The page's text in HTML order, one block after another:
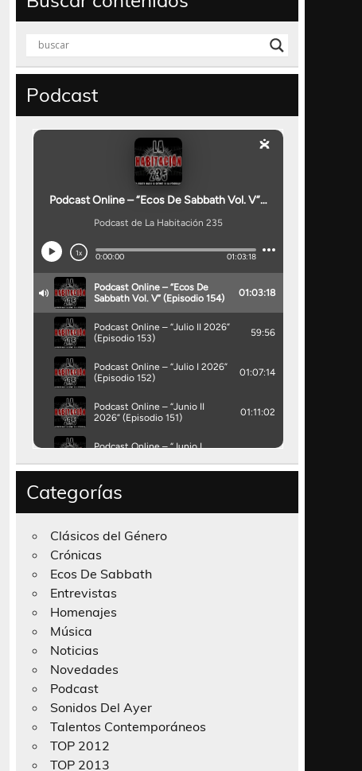
Podcast
Categorías
Clásicos del Género
Crónicas
Ecos De Sabbath
Entrevistas
Homenajes
Música
Noticias
Novedades
Podcast
Sonidos Del Ayer
Talentos Contemporáneos
TOP 2012
TOP 2013